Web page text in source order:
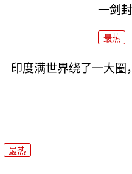
一剑
最热
印度满世界绕了一大圈
最热